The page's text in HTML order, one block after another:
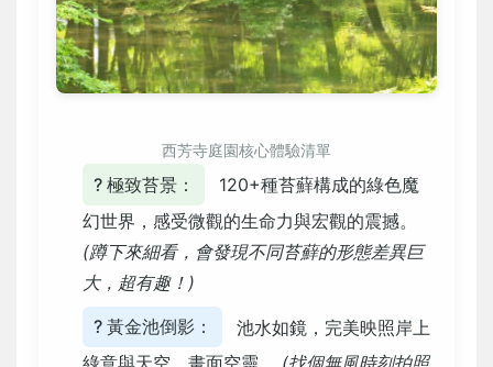
西芳寺庭園核心體驗清單
? 極致苔景：
120+種苔蘚構成的綠色魔
幻世界，感受微觀的生命力與宏觀的震撼。
(蹲下來細看，會發現不同苔蘚的形態差異巨
大，超有趣！)
? 黃金池倒影：
池水如鏡，完美映照岸上